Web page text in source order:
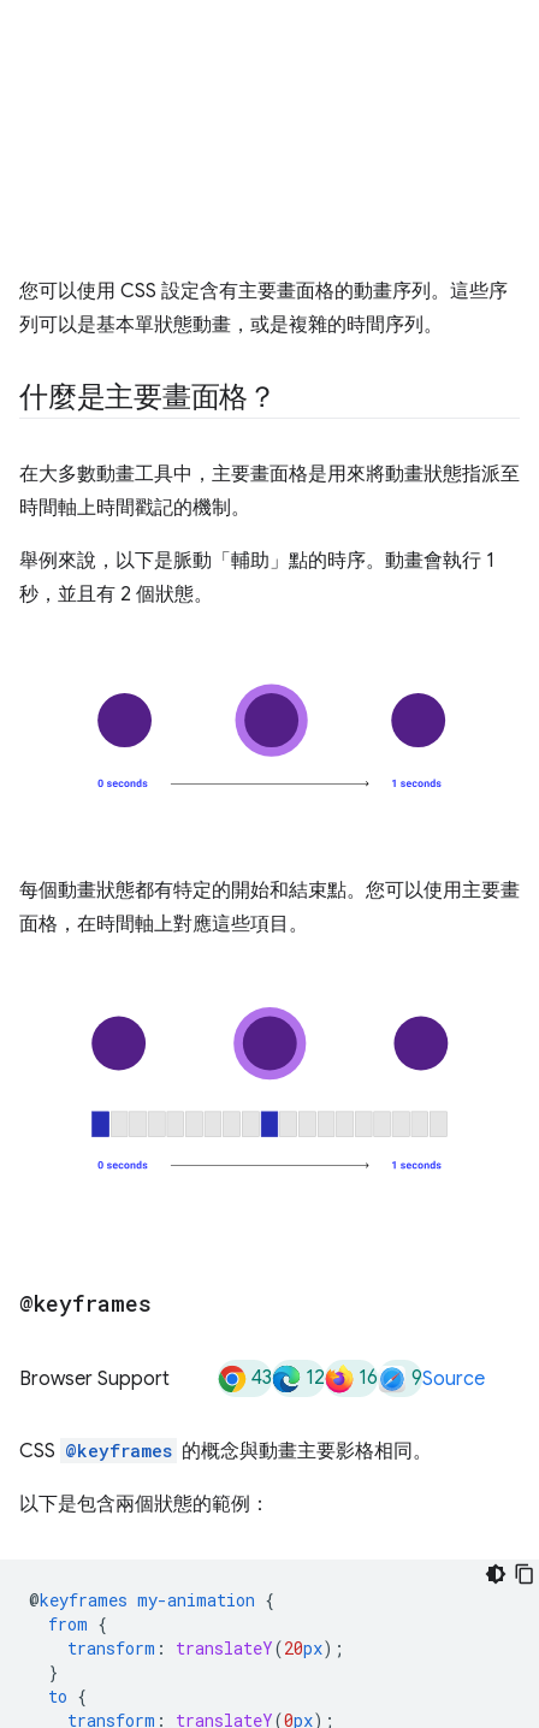
您可以使用 CSS 設定含有主要畫面格的動畫序列。這些序
列可以是基本單狀態動畫，或是複雜的時間序列。
什麼是主要畫面格？
在大多數動畫工具中，主要畫面格是用來將動畫狀態指派至
時間軸上時間戳記的機制。
舉例來說，以下是脈動「輔助」點的時序。動畫會執行 1
秒，並且有 2 個狀態。
每個動畫狀態都有特定的開始和結束點。您可以使用主要畫
面格，在時間軸上對應這些項目。
@keyframes
Browser Support 43 12 16 9Source
CSS @keyframes 的概念與動畫主要影格相同。
以下是包含兩個狀態的範例：
@keyframes my-animation {
from {
transform : translateY(20px);
}
to {
transform : translateY(0px);